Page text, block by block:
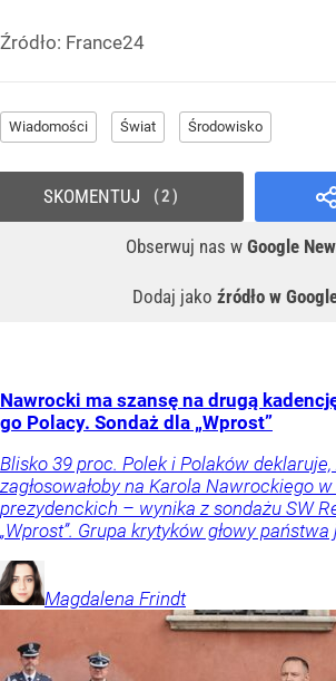
Źródło: France24
Wiadomości Świat Środowisko
Obserwuj nas w Google
Dodaj jako źródło w
SKOMENTUJ 2
Nawrocki ma szansę na drugą
go Polacy. Sondaż dla „Wprost”
Blisko 39 proc. Polek i Polaków
zagłosowałoby na Karola Nawrockiego
prezydenckich – wynika z sondażu SW
„Wprost”. Grupa krytyków głowy
Magdalena Frindt